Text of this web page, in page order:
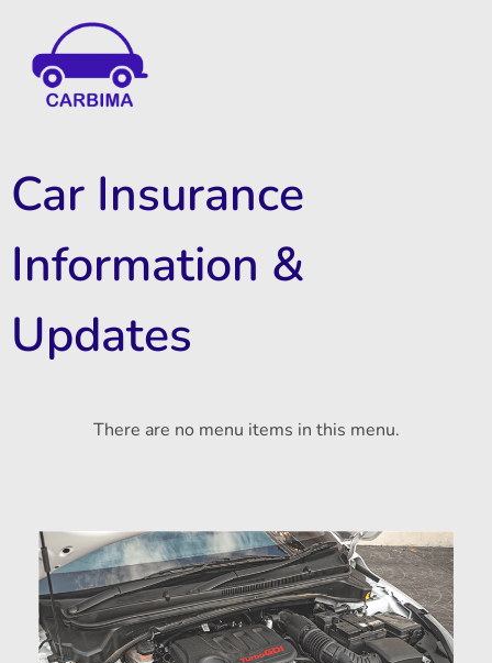
Car Insurance
Information &
Updates
There are no menu items in this menu.